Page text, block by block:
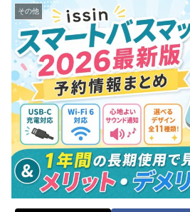
その他